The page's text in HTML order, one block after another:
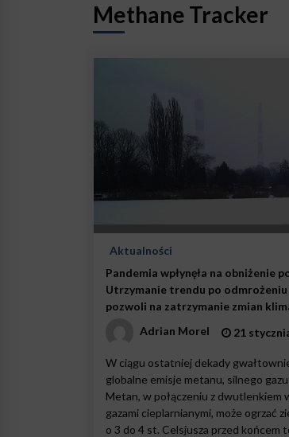
Methane Tracker
Aktualności
Pandemia wpłynęła na obniżenie
Utrzymanie trendu po
pozwoli na zatrzymanie zmian
Adrian Morel
21
W ciągu ostatniej dekady
globalne emisje metanu, silnego
Metan, w połączeniu z dwutlenkiem
gazami cieplarnianymi, może ogrzać
o 3 do 4 st. Celsjusza przed końcem